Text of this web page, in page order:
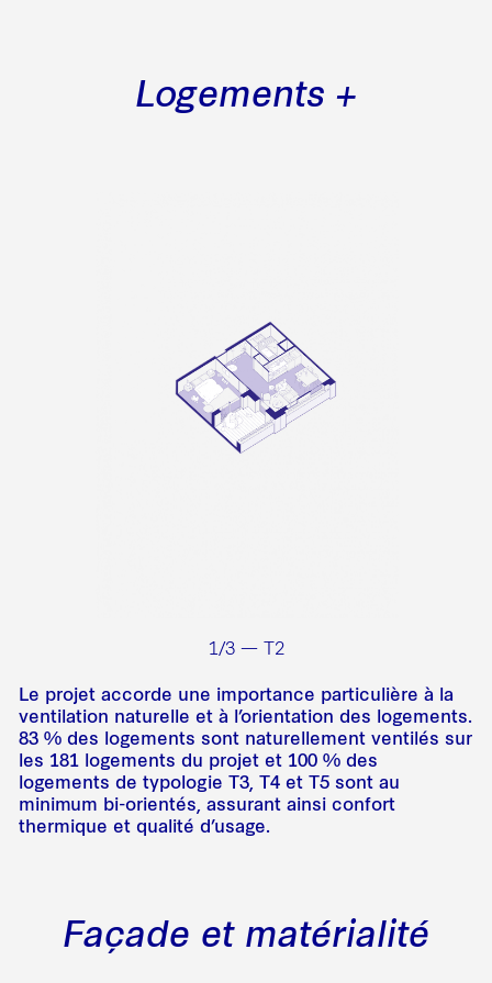
Logements +
1/3 — T2
Le projet accorde une importance particulière à la
ventilation naturelle et à l’orientation des logements.
83 % des logements sont naturellement ventilés sur
les 181 logements du projet et 100 % des
logements de typologie T3, T4 et T5 sont au
minimum bi-orientés, assurant ainsi confort
thermique et qualité d’usage.
Façade et matérialité